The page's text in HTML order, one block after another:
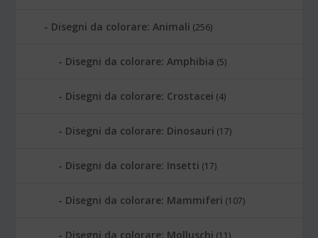
Disegni da colorare: Animali (256)
Disegni da colorare: Amphibia (5)
Disegni da colorare: Crostacei (4)
Disegni da colorare: Dinosauri (17)
Disegni da colorare: Insetti (17)
Disegni da colorare: Mammiferi (107)
Disegni da colorare: Molluschi